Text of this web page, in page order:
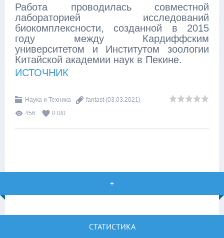
Работа проводилась совместной
лабораторией исследований
биокомплексности, созданной в 2015
году между Кардиффским
университетом и Институтом зоологии
Китайской академии наук в Пекине.
ИСТОЧНИК
Наука и Техника fantast (03.03.2021)
456
0.0/0
+
СТАТИСТИКА